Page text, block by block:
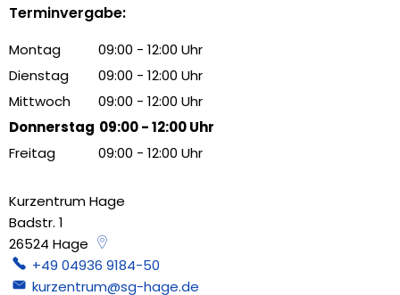
Terminvergabe:
Montag 09:00 - 12:00 Uhr
Von 09:00 bis 12:00 Uhr
Dienstag 09:00 - 12:00 Uhr
Von 09:00 bis 12:00 Uhr
Mittwoch 09:00 - 12:00 Uhr
Von 09:00 bis 12:00 Uhr
Donnerstag 09:00-12:00Uhr
Von 09:00 bis 12:00 Uhr
Freitag 09:00 - 12:00 Uhr
Kurzentrum Hage
Badstr. 1
26524 Hage
+49 04936 9184-50
kurzentrum@sg-hage.de